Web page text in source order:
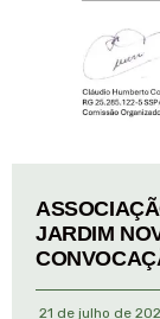
JARDIM
21 de julho de